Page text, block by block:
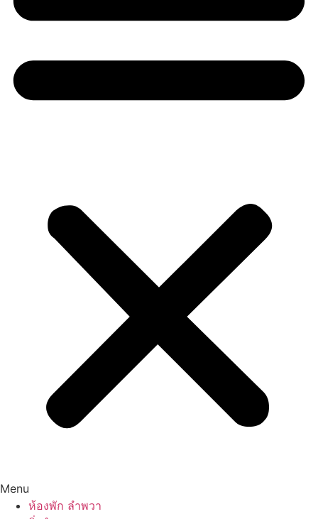
Menu
ห้องพัก ลำพวา